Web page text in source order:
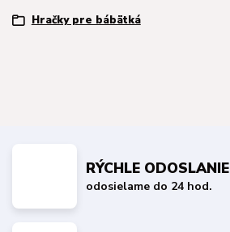
Hračky pre bábätká
RÝCHLE ODOSLANIE
odosielame do 24 hod.